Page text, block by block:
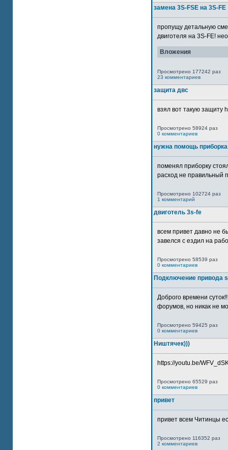
замена 3S-FSE на 3S-FE
пропущу детальную
двиготеля на 3S-FE!
Вложения
Просмотрено 177242 раз
23 комментариев
защита двс
взял вот такую защиту
Просмотрено 58924 раз
0 комментариев
нужна помощь
поменял приборку
расход не правильный
Просмотрено 102724 раз
1 комментарий
двиготель 3s-fe
всем привет давно не
завелся с ездил на
Просмотрено 58539 раз
0 комментариев
Подключение привода
Доброго времени
форумов, но никак не
Просмотрено 59425 раз
0 комментариев
Ништячек)))
https://youtu.be/
Просмотрено 65529 раз
0 комментариев
привет
привет всем Читинцы
Просмотрено 116352 раз
2 комментариев